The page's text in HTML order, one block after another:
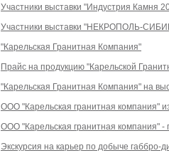
Участники выставки "Индустрия Камня
Участники выставки "НЕКРОПОЛЬ-
"Карельская Гранитная Компания"
Прайс на продукцию "Карельской
"Карельская Гранитная Компания" на
ООО "Карельская гранитная компания"
ООО "Карельская гранитная компания" -
Экскурсия на карьер по добыче